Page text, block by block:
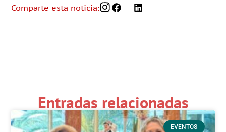
Comparte esta noticia:
Entradas relacionadas
EVENTOS